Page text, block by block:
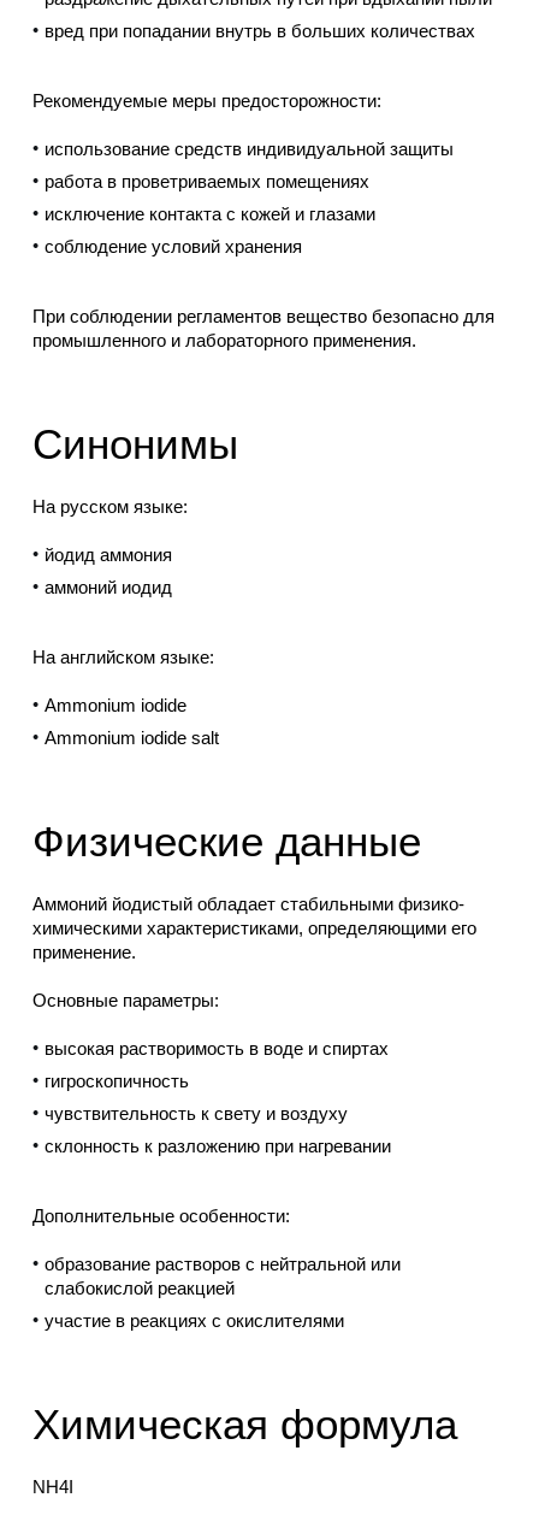
вред при попадании внутрь в больших количествах
Рекомендуемые меры предосторожности:
использование средств индивидуальной защиты
работа в проветриваемых помещениях
исключение контакта с кожей и глазами
соблюдение условий хранения
При соблюдении регламентов вещество безопасно для
промышленного и лабораторного применения.
Синонимы
На русском языке:
йодид аммония
аммоний иодид
На английском языке:
Ammonium iodide
Ammonium iodide salt
Физические данные
Аммоний йодистый обладает стабильными физико-
химическими характеристиками, определяющими его
применение.
Основные параметры:
высокая растворимость в воде и спиртах
гигроскопичность
чувствительность к свету и воздуху
склонность к разложению при нагревании
Дополнительные особенности:
образование растворов с нейтральной или
слабокислой реакцией
участие в реакциях с окислителями
Химическая формула
NH4I